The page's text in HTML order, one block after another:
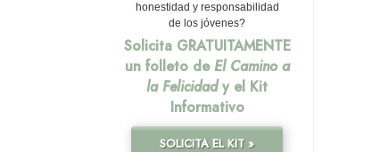
honestidad y responsabilidad
de los jóvenes?
Solicita GRATUITAMENTE
un folleto de El Camino a
la Felicidady el Kit
Informativo
SOLICITA EL KIT »